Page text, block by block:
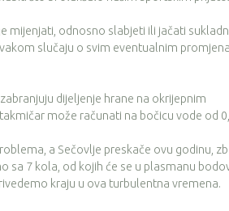
odnosno slabjeti ili jačati
slučaju o svim eventualnim
dijeljenje hrane na okrijepnim
može računati na bočicu vode od
a Sečovlje preskače ovu godinu,
sa 7 kola, od kojih će se u plasmanu
kraju u ova turbulentna vremena.